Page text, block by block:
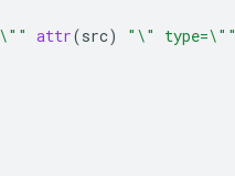
attr(src)
"\"